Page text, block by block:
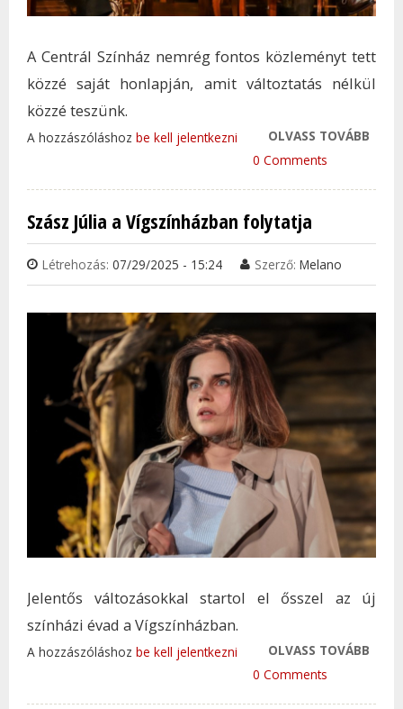
A Centrál Színház nemrég fontos közleményt tett
közzé saját honlapján, amit változtatás nélkül
közzé teszünk.
OLVASS TOVÁBB
A hozzászóláshoz be kell jelentkezni
0 Comments
Szász Júlia a Vígszínházban folytatja
Létrehozás: 07/29/2025 - 15:24 Szerző: Melano
Jelentős változásokkal startol el ősszel az új
színházi évad a Vígszínházban.
OLVASS TOVÁBB
A hozzászóláshoz be kell jelentkezni
0 Comments